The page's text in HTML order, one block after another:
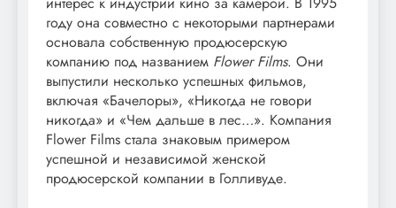
году она совместно с некоторыми партнерами
основала собственную продюсерскую
компанию под названием Flower Films. Они
выпустили несколько успешных фильмов,
включая «Бачелоры», «Никогда не говори
никогда» и «Чем дальше в лес…». Компания
Flower Films стала знаковым примером
успешной и независимой женской
продюсерской компании в Голливуде.